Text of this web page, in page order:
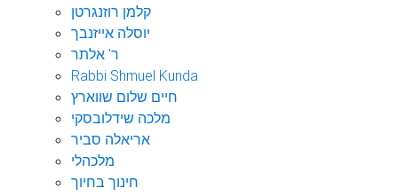
קלמן רוזנגרטן
יוסלה אייזנבך
ר' אלתר
Rabbi Shmuel Kunda
חיים שלום שווארץ
מלכה שידלובסקי
אריאלה סביר
מלכהלי
חינוך בחיוך